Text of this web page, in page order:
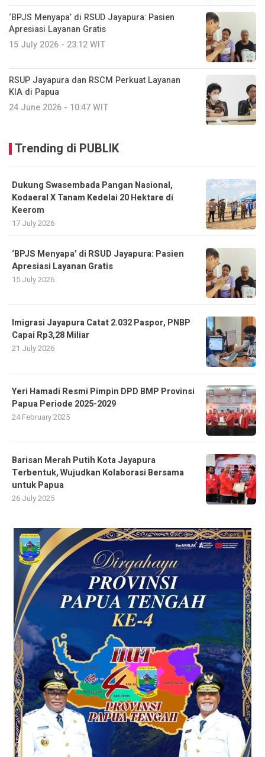
‘BPJS Menyapa’ di RSUD Jayapura: Pasien
Apresiasi Layanan Gratis
15 July 2026 - 23:12 WIT
RSUP Jayapura dan RSCM Perkuat Layanan
KIA di Papua
24 June 2026 - 10:47 WIT
Trending di PUBLIK
Dukung Swasembada Pangan Nasional,
Kodaeral X Tanam Kedelai 20 Hektare di
Keerom
17 July 2026
‘BPJS Menyapa’ di RSUD Jayapura: Pasien
Apresiasi Layanan Gratis
15 July 2026
Imigrasi Jayapura Catat 2.032 Paspor, PNBP
Capai Rp3,28 Miliar
21 July 2026
Yeri Hamadi Resmi Pimpin DPD BMP Provinsi
Papua Periode 2025-2029
24 February 2025
Barisan Merah Putih Kota Jayapura
Terbentuk, Wujudkan Kolaborasi Bersama
untuk Papua
26 July 2025